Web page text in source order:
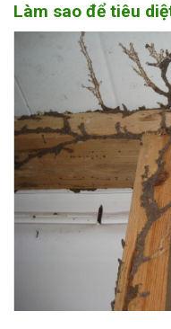
Làm sao để tiêu